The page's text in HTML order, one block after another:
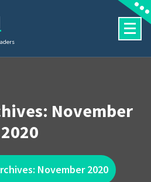
November
2020
November 2020